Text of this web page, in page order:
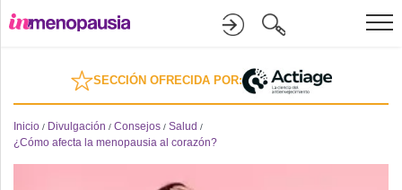
Formación
Online
Divulgación
SECCIÓN OFRECIDA POR:
Inicio / Divulgación / Consejos / Salud /
¿Cómo afecta la menopausia al corazón?